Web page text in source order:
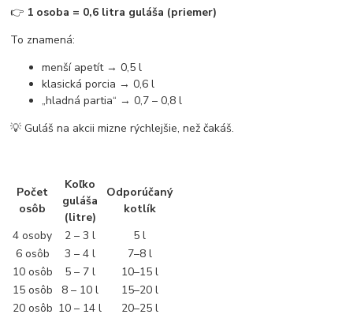
👉 1 osoba = 0,6 litra guláša (priemer)
To znamená:
menší apetít → 0,5 l
klasická porcia → 0,6 l
„hladná partia“ → 0,7 – 0,8 l
💡 Guláš na akcii mizne rýchlejšie, než čakáš.
Počet
osôb
Koľko
guláša
(litre)
Odporúčaný
kotlík
4 osoby
2 – 3 l
5 l
6 osôb
3 – 4 l
7–8 l
10 osôb
5 – 7 l
10–15 l
15 osôb
8 – 10 l
15–20 l
20 osôb 10 – 14 l
20–25 l